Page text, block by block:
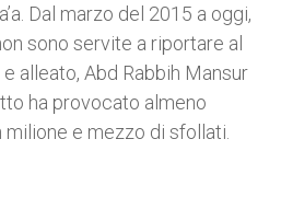
Dal marzo del 2015 a oggi,
sono servite a riportare al
alleato, Abd Rabbih Mansur
ha provocato almeno
e mezzo di sfollati.